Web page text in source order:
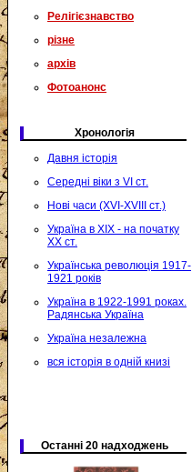
Релігієзнавство
різне
архів
Фотоанонс
Хронологія
Давня історія
Середні віки з VI ст.
Нові часи (XVI-XVIII ст.)
Україна в XIX - на початку
XX ст.
Українська революція 1917-
1921 років
Україна в 1922-1991 роках.
Радянська Україна
Україна незалежна
вся історія в одній книзі
Останні 20 надходжень